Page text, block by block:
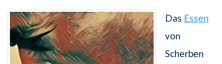
Das Essen
von
Scherben